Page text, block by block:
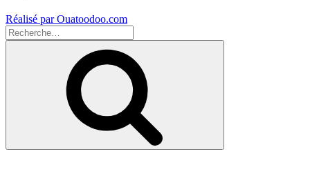
Réalisé par Ouatoodoo.com
Recherche
pour